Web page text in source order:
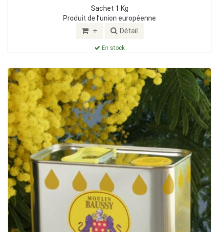
Sachet 1 Kg
Produit de l’union européenne
+ Détail
En stock